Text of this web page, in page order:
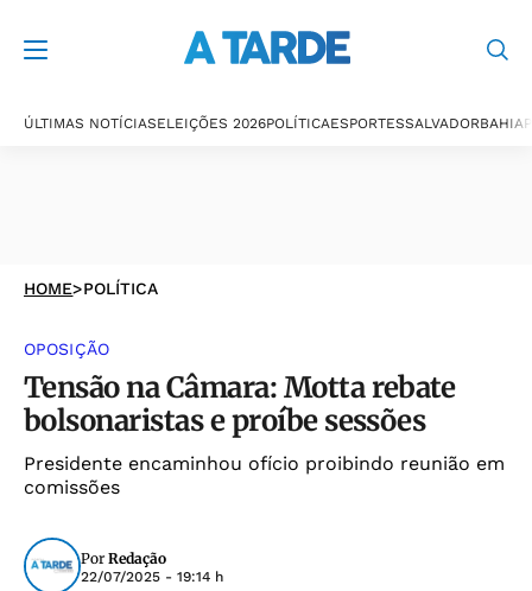
ÚLTIMAS NOTÍCIASELEIÇÕES 2026POLÍTICAESPORTESSALVADORBAHIA
HOME>POLÍTICA
OPOSIÇÃO
Tensão na Câmara: Motta rebate
bolsonaristas e proíbe sessões
Presidente encaminhou ofício proibindo reunião em
comissões
Por Redação
22/07/2025 - 19:14 h